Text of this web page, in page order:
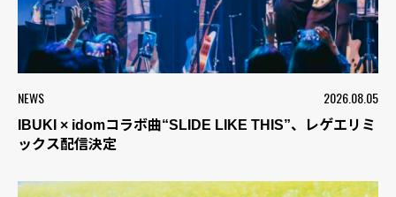
NEWS 2026.08.05
IBUKI × idomコラボ曲“SLIDE LIKE THIS”、レゲエリミ
ックス配信決定